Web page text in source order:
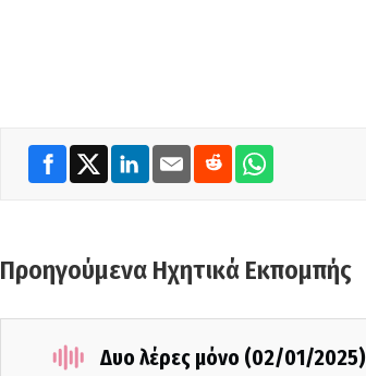
Προηγούμενα Ηχητικά Εκπομπής
Δυο λέρες μόνο (02/01/2025)